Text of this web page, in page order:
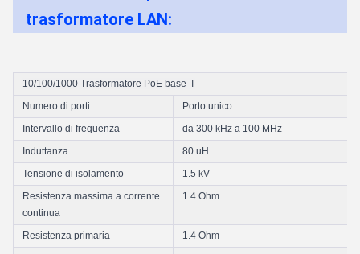
trasformatore LAN:
10/100/1000 Trasformatore PoE base-T
Numero di porti
Porto unico
Intervallo di frequenza
da 300 kHz a 100 MHz
Induttanza
80 uH
Tensione di isolamento
1.5 kV
Resistenza massima a corrente
continua
1.4 Ohm
Resistenza primaria
1.4 Ohm